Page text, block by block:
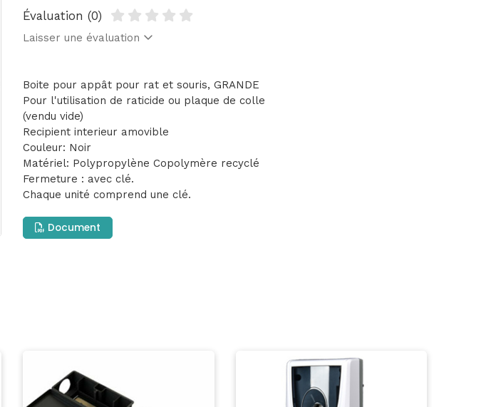
Évaluation (0)
Laisser une évaluation
Boite pour appât pour rat et souris, GRANDE
Pour l'utilisation de raticide ou plaque de colle
(vendu vide)
Recipient interieur amovible
Couleur: Noir
Matériel: Polypropylène Copolymère recyclé
Fermeture : avec clé.
Chaque unité comprend une clé.
Document